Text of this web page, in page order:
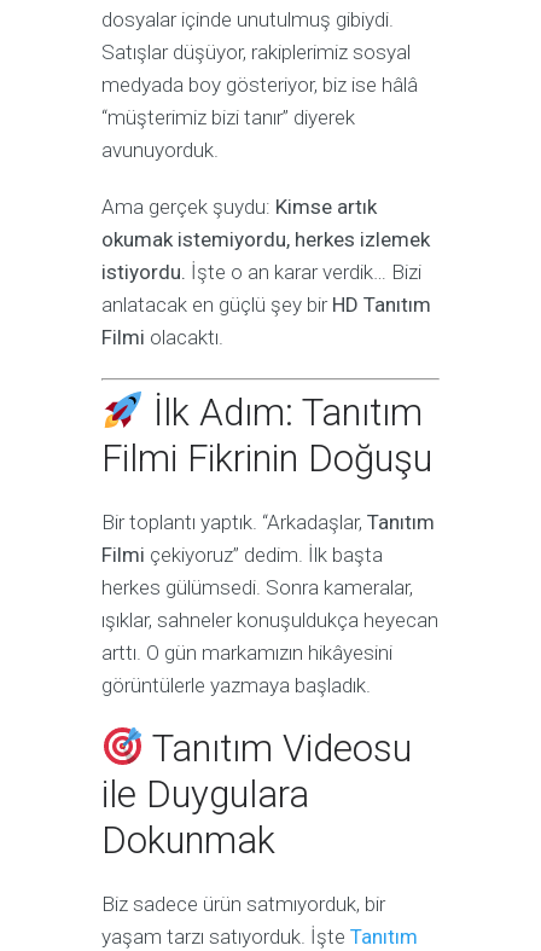
dosyalar içinde unutulmuş gibiydi.
Satışlar düşüyor, rakiplerimiz sosyal
medyada boy gösteriyor, biz ise hâlâ
“müşterimiz bizi tanır” diyerek
avunuyorduk.
Ama gerçek şuydu: Kimse artık
okumak istemiyordu, herkes izlemek
istiyordu. İşte o an karar verdik… Bizi
anlatacak en güçlü şey bir HD Tanıtım
Filmi olacaktı.
İlk Adım: Tanıtım
Filmi Fikrinin Doğuşu
Bir toplantı yaptık. “Arkadaşlar, Tanıtım
Filmi çekiyoruz” dedim. İlk başta
herkes gülümsedi. Sonra kameralar,
ışıklar, sahneler konuşuldukça heyecan
arttı. O gün markamızın hikâyesini
görüntülerle yazmaya başladık.
Tanıtım Videosu
ile Duygulara
Dokunmak
Biz sadece ürün satmıyorduk, bir
yaşam tarzı satıyorduk. İşte Tanıtım